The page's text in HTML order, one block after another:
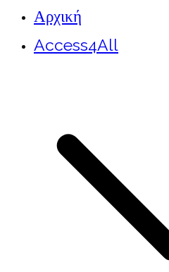
Αρχική
Access4All